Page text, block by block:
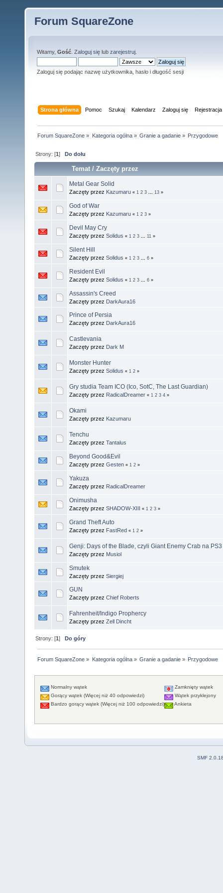
Forum SquareZone
Witamy, Gość Zaloguj się lub zarejestruj
Zaloguj się podając nazwę użytkownika, hasło i długość sesji
Strona główna Pomoc Szukaj Kalendarz Zaloguj się Rejestracja
Forum SquareZone » Kategoria ogólna» Granie a gadanie» Przygodowe
Strony: [1]Do dołu
Temat/Zaczęty przez
Metal Gear Solid
Zaczęty przez Kazumaru « 1 2 3 13 »
God of War
Zaczęty przez Kazumaru « 1 2 3 »
Devil May Cry
Zaczęty przez Solidus « 1 2 3 11 »
Silent Hill
Zaczęty przez Solidus « 1 2 3 6 »
Resident Evil
Zaczęty przez Solidus « 1 2 3 6 »
Assassin's Creed
Zaczęty przez DarkAura16
Prince of Persia
Zaczęty przez DarkAura16
Castlevania
Zaczęty przez Dark M
Monster Hunter
Zaczęty przez Solidus « 1 2 »
Gry studia Team ICO (Ico, SotC, The Last Guardian)
Zaczęty przez RadicalDreamer « 1 2 3 4 »
Okami
Zaczęty przez Kazumaru
Tenchu
Zaczęty przez Tantalus
Beyond Good&Evil
Zaczęty przez Gesten « 1 2 »
Yakuza
Zaczęty przez RadicalDreamer
Onimusha
Zaczęty przez SHADOW-XIII « 1 2 3 »
Grand Theft Auto
Zaczęty przez FastRed « 1 2 »
Genji: Days of the Blade, czyli Giant Enemy Crab na PS3
Zaczęty przez Musiol
Smutek
Zaczęty przez Siergiej
GUN
Zaczęty przez Chief Roberts
Fahrenheit/Indigo Prophercy
Zaczęty przez Zell Dincht
Strony: [1]Do góry
Forum SquareZone » Kategoria ogólna» Granie a gadanie» Przygodowe
Normalny wątek
Gorący wątek (Więcej niż 40 odpowiedzi)
Bardzo gorący wątek (Więcej niż 100 odpowiedzi)
Zamknięty wątek
Wątek przyklejony
Ankieta
SMF